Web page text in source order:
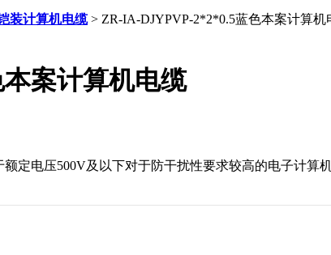
装计算机电缆> ZR-IA-DJYPVP-2*2*0.5蓝色本案计算机
案计算机电缆
定电压500V及以下对于防干扰性要求较高的电子计算